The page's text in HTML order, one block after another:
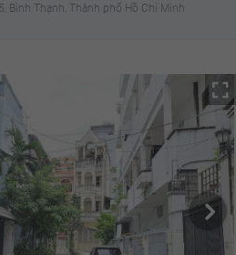
Bình Thạnh, Thành phố Hồ Chí Minh